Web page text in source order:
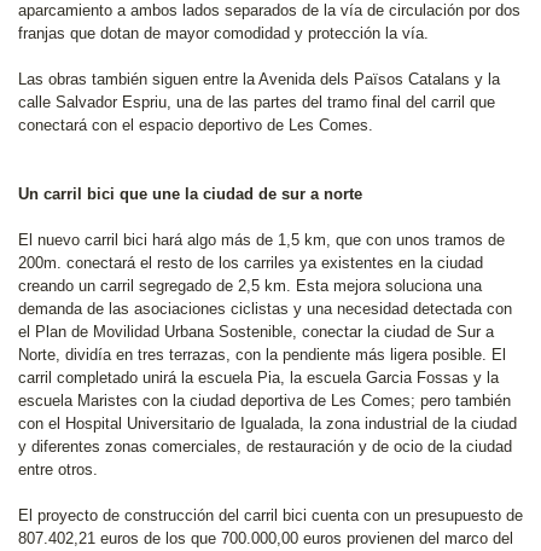
aparcamiento a ambos lados separados de la vía de circulación por dos
franjas que dotan de mayor comodidad y protección la vía.
Las obras también siguen entre la Avenida dels Països Catalans y la
calle Salvador Espriu, una de las partes del tramo final del carril que
conectará con el espacio deportivo de Les Comes.
Un carril bici que une la ciudad de sur a norte
El nuevo carril bici hará algo más de 1,5 km, que con unos tramos de
200m. conectará el resto de los carriles ya existentes en la ciudad
creando un carril segregado de 2,5 km. Esta mejora soluciona una
demanda de las asociaciones ciclistas y una necesidad detectada con
el Plan de Movilidad Urbana Sostenible, conectar la ciudad de Sur a
Norte, dividía en tres terrazas, con la pendiente más ligera posible. El
carril completado unirá la escuela Pia, la escuela Garcia Fossas y la
escuela Maristes con la ciudad deportiva de Les Comes; pero también
con el Hospital Universitario de Igualada, la zona industrial de la ciudad
y diferentes zonas comerciales, de restauración y de ocio de la ciudad
entre otros.
El proyecto de construcción del carril bici cuenta con un presupuesto de
807.402,21 euros de los que 700.000,00 euros provienen del marco del